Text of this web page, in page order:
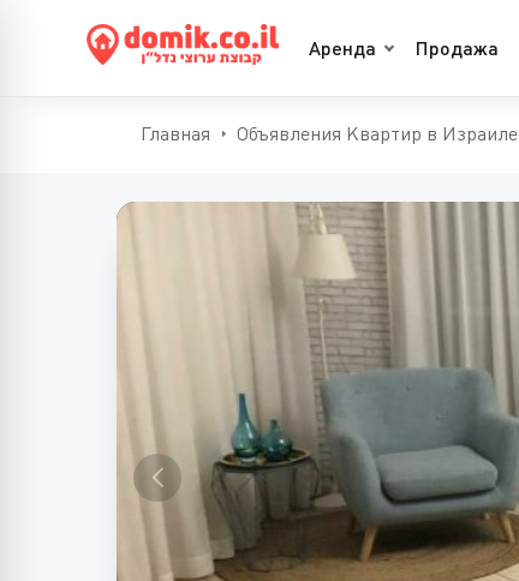
Аренда Продажа
Главная Объявления Квартир в Израиле